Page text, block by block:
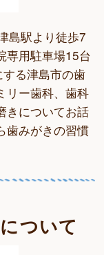
島駅より徒歩7
専用駐車場15台
る津島市の歯
リー歯科、歯科
きについてお話
歯みがきの習慣
ついて